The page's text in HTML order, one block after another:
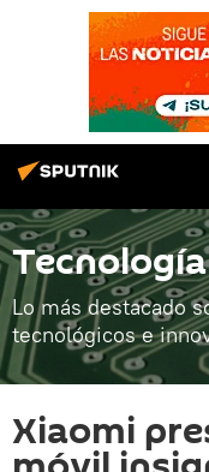
Tecnología
Lo más destacado
tecnológicos e
Xiaomi